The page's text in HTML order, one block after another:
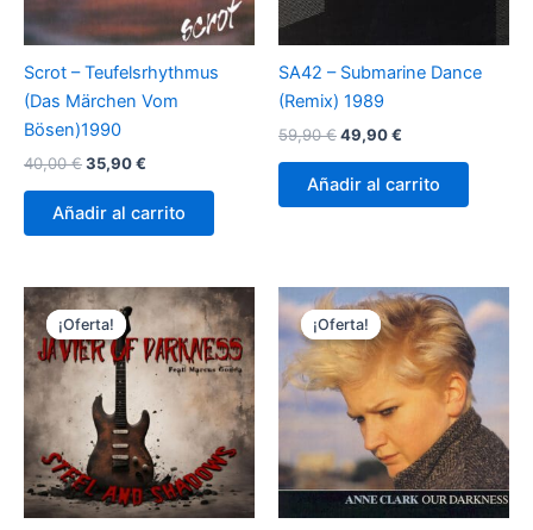
Scrot – Teufelsrhythmus
(Das Märchen Vom
Bösen)1990
40,00€El
original
era:
35,90€
actual
es:
Añadir al carrito
SA42 – Submarine Dance
(Remix) 1989
59,90€El
original
era:
49,90€
actual
es:
Añadir al carrito
¡Oferta!
¡Oferta! ¡Oferta!
¡Oferta!